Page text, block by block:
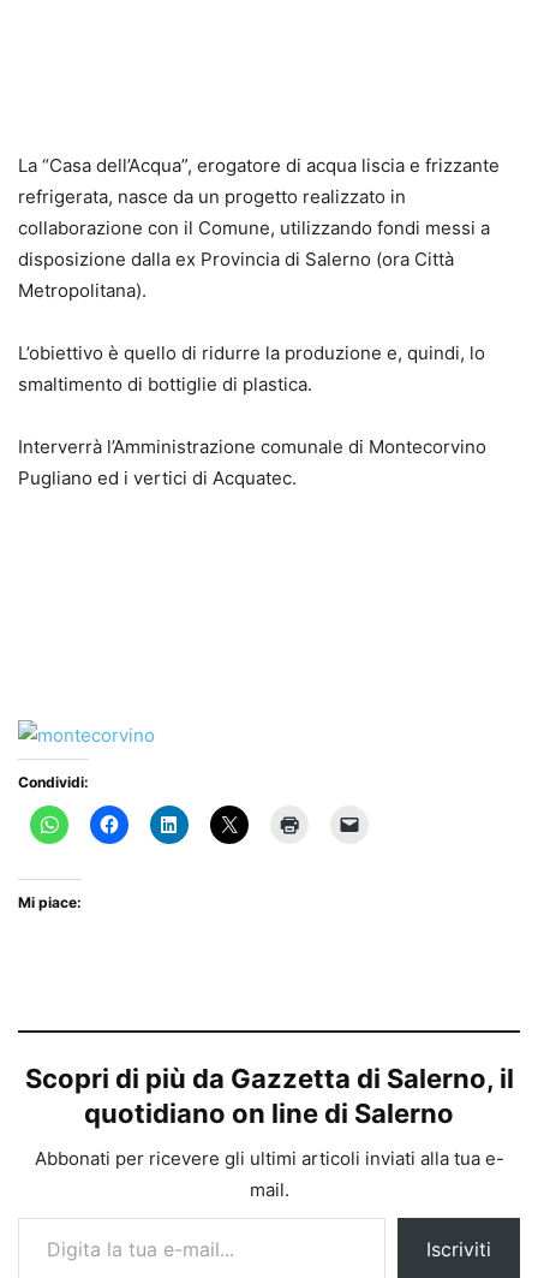
La “Casa dell’Acqua”, erogatore di acqua liscia e frizzante
refrigerata, nasce da un progetto realizzato in
collaborazione con il Comune, utilizzando fondi messi a
disposizione dalla ex Provincia di Salerno (ora Città
Metropolitana).
L’obiettivo è quello di ridurre la produzione e, quindi, lo
smaltimento di bottiglie di plastica.
Interverrà l’Amministrazione comunale di Montecorvino
Pugliano ed i vertici di Acquatec.
Condividi:
Mi piace:
Scopri di più da Gazzetta di Salerno, il
quotidiano on line di Salerno
Abbonati per ricevere gli ultimi articoli inviati alla tua e-
mail.
Digita la tua e-mail...
Iscriviti